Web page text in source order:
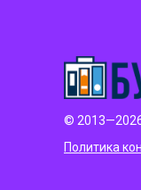
© 2013—2026
Политика